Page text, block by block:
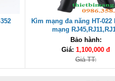
Kìm mạng đa năng HT-022
mạng
Bảo hành:
Giá: 1,100,000 đ
Giá TT: